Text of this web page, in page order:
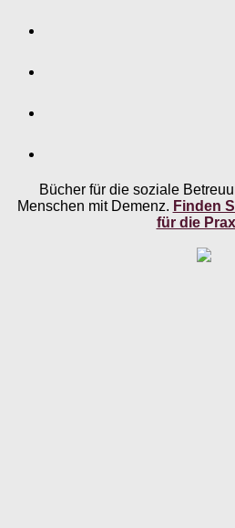
Bücher für die soziale
Menschen mit Demenz. Finden
für die